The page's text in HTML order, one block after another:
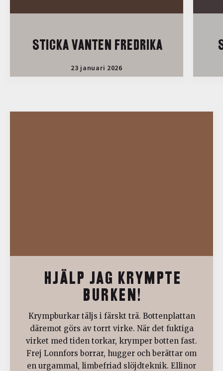
STICKA VANTEN FREDRIKA
23 januari 2026
HJÄLP JAG KRYMPTE
BURKEN!
Krympburkar täljs i färskt trä. Bottenplattan
däremot görs av torrt virke. När det fuktiga
virket med tiden torkar, krymper botten fast.
Frej Lonnfors borrar, hugger och berättar om
en urgammal, limbefriad slöjdteknik. Ellinor